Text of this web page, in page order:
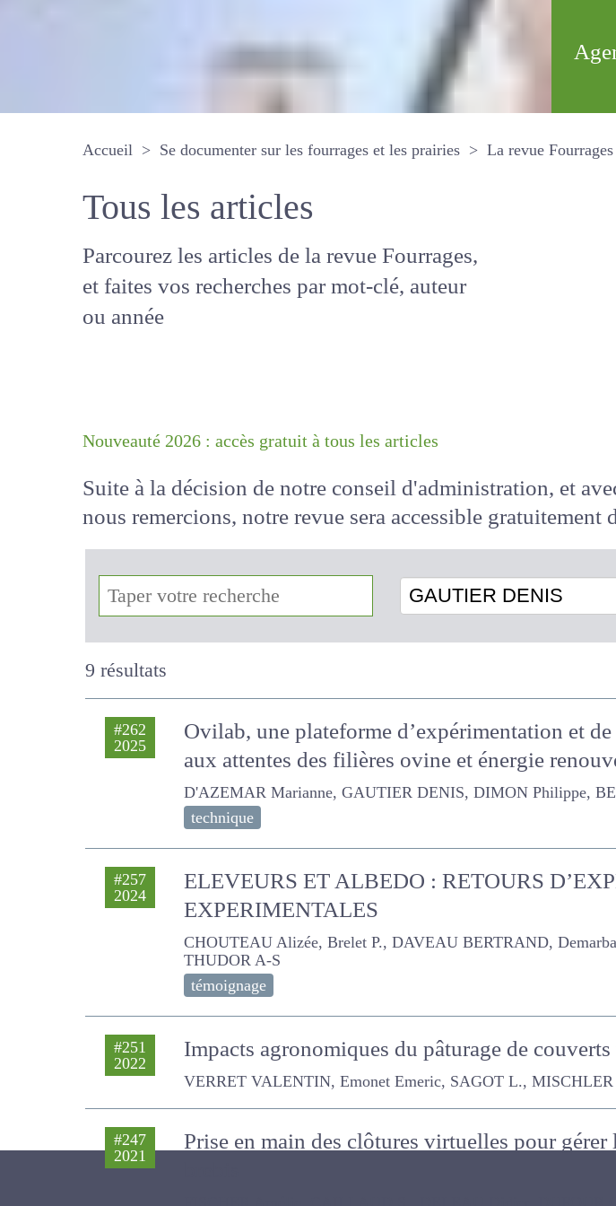
Accueil Se documenter sur les fourrages et les prairies La revue
Tous les articles
Parcourez les articles de la revue
Fourrages, et faites vos recherches par
mot-clé, auteur ou année
Suite à la décision de notre conseil d'administration, et
nous remercions, notre revue sera accessible
!
GAUTIER DENIS
9 résultats
#262
2025
Ovilab, une plateforme d’expérimentation et
aux attentes des filières ovine et énergie
D'AZEMAR Marianne, GAUTIER DENIS, DIMON Philippe, BERNARD
technique
#257
2024 ELEVEURS ET ALBEDO : RETOURS
CHOUTEAU Alizée, Brelet P., DAVEAU BERTRAND, Demarbaix
témoignage
2022
Impacts agronomiques du pâturage de
VERRET VALENTIN, Emonet Emeric, SAGOT L., MISCHLER PIERRE,
#247
2021
brebis